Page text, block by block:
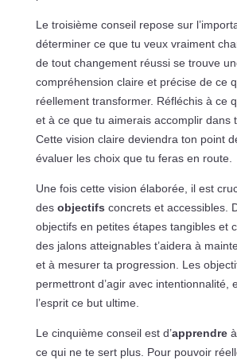
Le troisième conseil repose sur
déterminer ce que tu veux vraiment
de tout changement réussi se trouve
compréhension claire et précise de ce
réellement transformer. Réfléchis à ce
et à ce que tu aimerais accomplir dans
Cette vision claire deviendra ton point
évaluer les choix que tu feras en route.
Une fois cette vision élaborée, il est
des objectifs concrets et accessibles.
objectifs en petites étapes tangibles et
des jalons atteignables t’aidera à
et à mesurer ta progression. Les
permettront d’agir avec intentionnalité,
l’esprit ce but ultime.
Le cinquième conseil est d’apprendreà
ce qui ne te sert plus. Pour pouvoir